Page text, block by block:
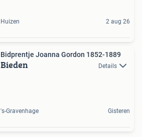
Huizen 2 aug 26
Bidprentje Joanna Gordon 1852-1889
Bieden Details
's-Gravenhage Gisteren